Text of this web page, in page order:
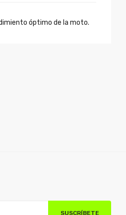
óptimo de la moto.
SUSCRÍBETE